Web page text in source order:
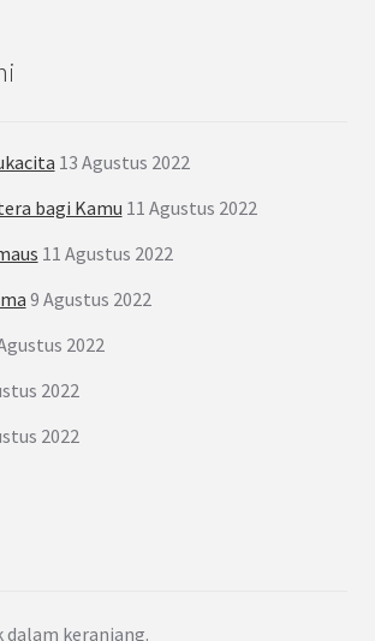
13 Agustus 2022
bagi Kamu 11 Agustus 2022
11 Agustus 2022
9 Agustus 2022
2022
2022
2022
dalam keranjang.